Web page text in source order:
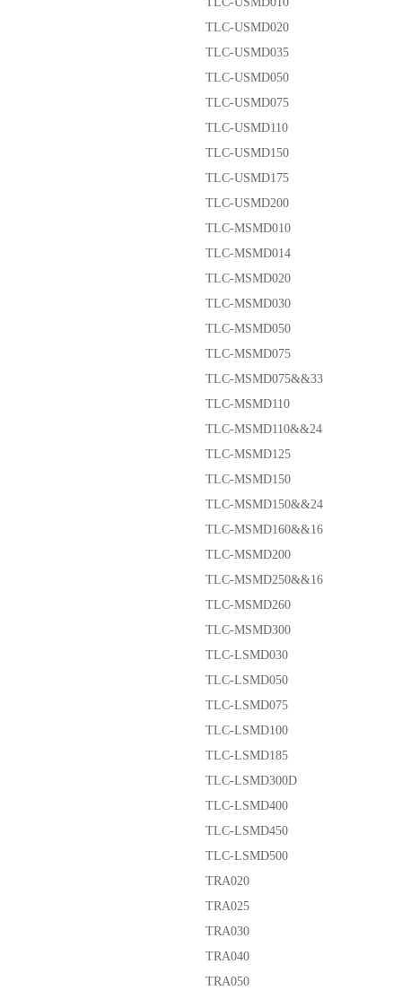
TLC-USMD020
TLC-USMD035
TLC-USMD050
TLC-USMD075
TLC-USMD110
TLC-USMD150
TLC-USMD175
TLC-USMD200
TLC-MSMD010
TLC-MSMD014
TLC-MSMD020
TLC-MSMD030
TLC-MSMD050
TLC-MSMD075
TLC-MSMD075&&33
TLC-MSMD110
TLC-MSMD110&&24
TLC-MSMD125
TLC-MSMD150
TLC-MSMD150&&24
TLC-MSMD160&&16
TLC-MSMD200
TLC-MSMD250&&16
TLC-MSMD260
TLC-MSMD300
TLC-LSMD030
TLC-LSMD050
TLC-LSMD075
TLC-LSMD100
TLC-LSMD185
TLC-LSMD300D
TLC-LSMD400
TLC-LSMD450
TLC-LSMD500
TRA020
TRA025
TRA030
TRA040
TRA050